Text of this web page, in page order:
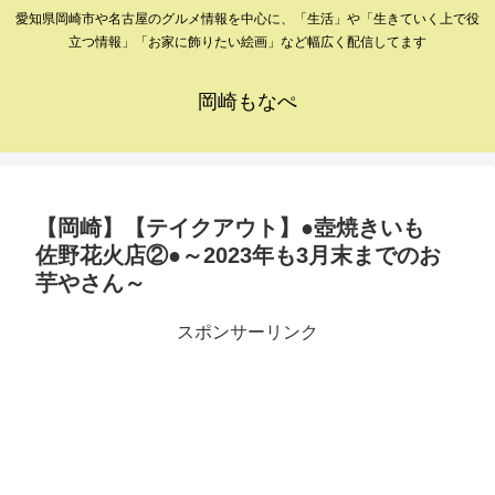
愛知県岡崎市や名古屋のグルメ情報を中心に、「生活」や「生きていく上で役
立つ情報」「お家に飾りたい絵画」など幅広く配信してます
岡崎もなぺ
【岡崎】【テイクアウト】●壺焼きいも
佐野花火店②●～2023年も3月末までのお
芋やさん～
スポンサーリンク